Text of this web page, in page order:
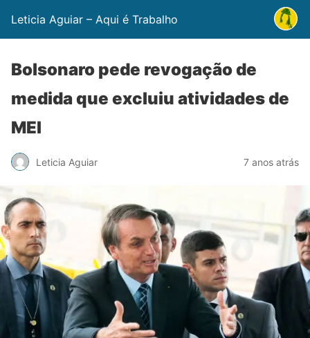
Leticia Aguiar – Aqui é Trabalho
Bolsonaro pede revogação de
medida que excluiu atividades de
MEI
Leticia Aguiar 7 anos atrás